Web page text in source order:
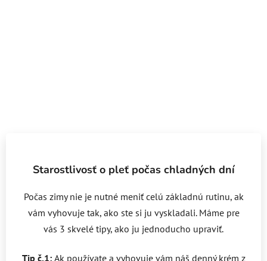
Starostlivosť o pleť počas chladných dní
Počas zimy nie je nutné meniť celú základnú rutinu, ak
vám vyhovuje tak, ako ste si ju vyskladali. Máme pre
vás 3 skvelé tipy, ako ju jednoducho upraviť.
Tip č.1: Ak používate a vyhovuje vám náš denný krém z